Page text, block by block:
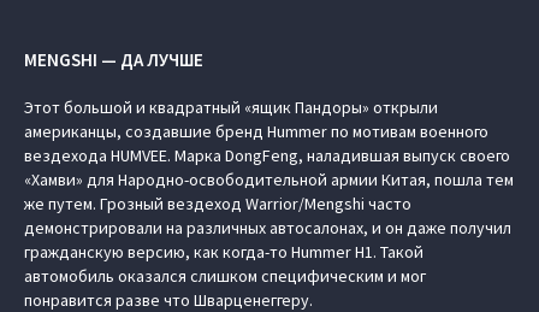
MENGSHI — ДА ЛУЧШЕ
Этот большой и квадратный «ящик Пандоры» открыли
американцы, создавшие бренд Hummer по мотивам военного
вездехода HUMVEE. Марка DongFeng, наладившая выпуск своего
«Хамви» для Народно-освободительной армии Китая, пошла тем
же путем. Грозный вездеход Warrior/Mengshi часто
демонстрировали на различных автосалонах, и он даже получил
гражданскую версию, как когда-то Hummer H1. Такой
автомобиль оказался слишком специфическим и мог
понравится разве что Шварценеггеру.